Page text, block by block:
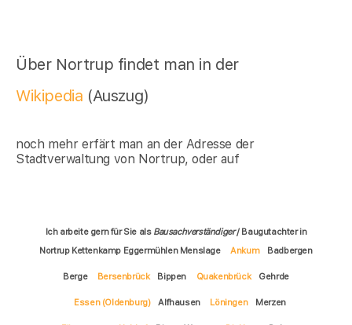
Über Nortrup findet man in der
Wikipedia (Auszug)
noch mehr erfärt man an der Adresse der
Stadtverwaltung von Nortrup, oder auf
Ich arbeite gern für Sie als Bausachverständiger/ Baugutachter in
Nortrup Kettenkamp Eggermühlen Menslage
Ankum Badbergen
Berge Bersenbrück Bippen Quakenbrück Gehrde
Essen (Oldenburg) Alfhausen Löningen Merzen